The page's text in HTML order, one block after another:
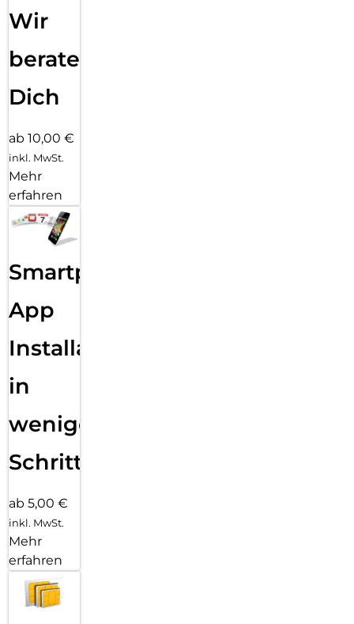
Wir
beraten
Dich
ab 10,00 €
inkl. MwSt.
Mehr
erfahren
Smartphone
App
Installation
in
wenigen
Schritten
ab 5,00 €
inkl. MwSt.
Mehr
erfahren